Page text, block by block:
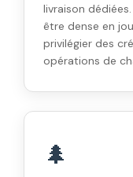
livraison
être dense en
privilégier des
opérations de
🌲